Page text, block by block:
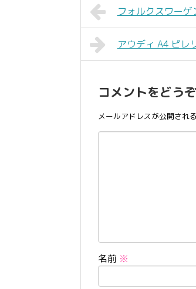
フォルクスワー
アウディ A4 ピレ
コメントをどうぞ
メールアドレスが公開され
名前 ※